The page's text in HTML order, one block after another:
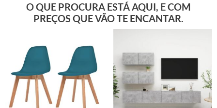
O QUE PROCURA ESTÁ AQUI, E COM
PREÇOS QUE VÃO TE ENCANTAR.